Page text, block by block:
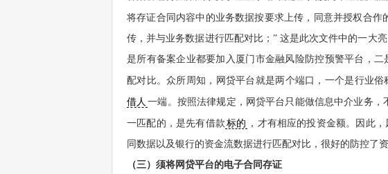
将存证合同内容中的业务数据按要求上传，同意并授权合作
传，并与业务数据进行匹配对比；” 这是此次文件中的一大
是所有备案企业都要加入厦门市金融风险防控预警平台，
配对比。众所周知，网贷平台就是两个端口，一个是行业俗
借人 一端。按照法律规定，网贷平台只能做信息中介业务，
一匹配的，是先有借款 标的 ，才有相应的投资金额。因此
同数据以及银行的资金流数据进行匹配对比，很好的防控了资
（三）须将网贷平台的电子合同存证